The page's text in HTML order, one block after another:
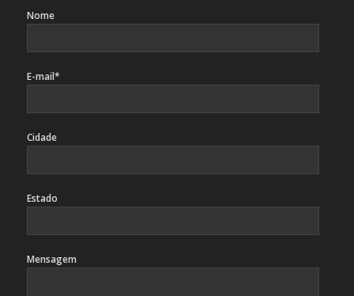
Nome
E-mail*
Cidade
Estado
Mensagem